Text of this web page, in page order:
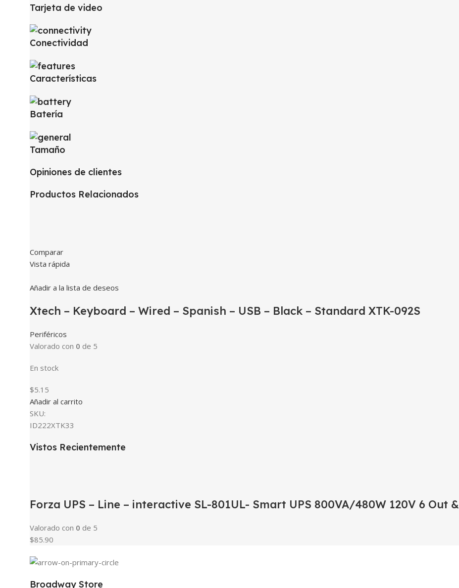
Tarjeta de video
Conectividad
Características
Batería
Tamaño
Opiniones de clientes
Productos Relacionados
Comparar
Vista rápida
Añadir a la lista de deseos
Xtech – Keyboard – Wired – Spanish – USB – Black – Standard XTK-092S
Periféricos
Valorado con 0 de 5
En stock
$5.15
Añadir al carrito
SKU:
ID222XTK33
Vistos Recientemente
Forza UPS – Line – interactive SL-801UL- Smart UPS 800VA/480W 120V 6 Out
Valorado con 0 de 5
$85.90
Broadway Store